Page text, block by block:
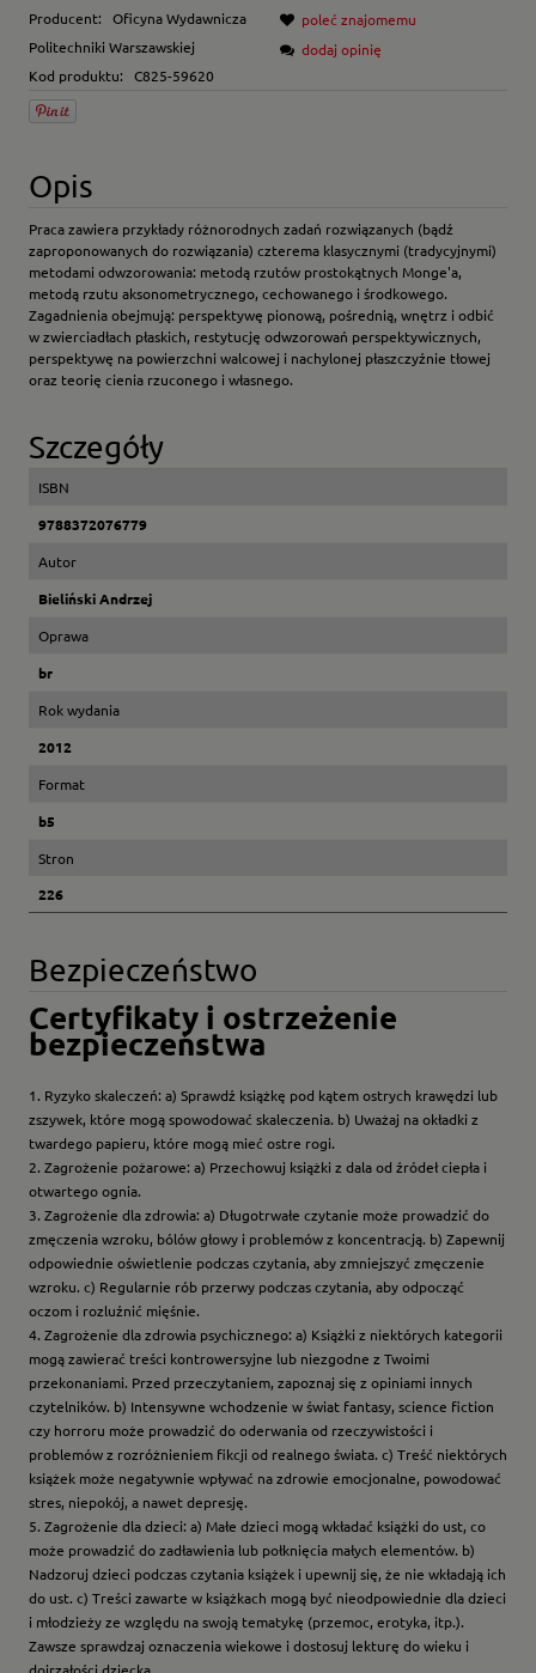
Producent:
Oficyna Wydawnicza
Politechniki Warszawskiej
Kod produktu:
C825-59620
poleć znajomemu
dodaj opinię
Opis
Praca zawiera przykłady różnorodnych zadań rozwiązanych (bądź
zaproponowanych do rozwiązania) czterema klasycznymi (tradycyjnymi)
metodami odwzorowania: metodą rzutów prostokątnych Monge'a,
metodą rzutu aksonometrycznego, cechowanego i środkowego.
Zagadnienia obejmują: perspektywę pionową, pośrednią, wnętrz i odbić
w zwierciadłach płaskich, restytucję odwzorowań perspektywicznych,
perspektywę na powierzchni walcowej i nachylonej płaszczyźnie tłowej
oraz teorię cienia rzuconego i własnego.
Szczegóły
ISBN
9788372076779
Autor
Bieliński Andrzej
Oprawa
br
Rok wydania
2012
Format
b5
Stron
226
Bezpieczeństwo
Certyfikaty i ostrzeżenie
bezpieczeństwa
1. Ryzyko skaleczeń: a) Sprawdź książkę pod kątem ostrych krawędzi lub
zszywek, które mogą spowodować skaleczenia. b) Uważaj na okładki z
twardego papieru, które mogą mieć ostre rogi.
2. Zagrożenie pożarowe: a) Przechowuj książki z dala od źródeł ciepła i
otwartego ognia.
3. Zagrożenie dla zdrowia: a) Długotrwałe czytanie może prowadzić do
zmęczenia wzroku, bólów głowy i problemów z koncentracją. b) Zapewnij
odpowiednie oświetlenie podczas czytania, aby zmniejszyć zmęczenie
wzroku. c) Regularnie rób przerwy podczas czytania, aby odpocząć
oczom i rozluźnić mięśnie.
4. Zagrożenie dla zdrowia psychicznego: a) Książki z niektórych kategorii
mogą zawierać treści kontrowersyjne lub niezgodne z Twoimi
przekonaniami. Przed przeczytaniem, zapoznaj się z opiniami innych
czytelników. b) Intensywne wchodzenie w świat fantasy, science fiction
czy horroru może prowadzić do oderwania od rzeczywistości i
problemów z rozróżnieniem fikcji od realnego świata. c) Treść niektórych
książek może negatywnie wpływać na zdrowie emocjonalne, powodować
stres, niepokój, a nawet depresję.
5. Zagrożenie dla dzieci: a) Małe dzieci mogą wkładać książki do ust, co
może prowadzić do zadławienia lub połknięcia małych elementów. b)
Nadzoruj dzieci podczas czytania książek i upewnij się, że nie wkładają ich
do ust. c) Treści zawarte w książkach mogą być nieodpowiednie dla dzieci
i młodzieży ze względu na swoją tematykę (przemoc, erotyka, itp.).
Zawsze sprawdzaj oznaczenia wiekowe i dostosuj lekturę do wieku i
dojrzałości dziecka.